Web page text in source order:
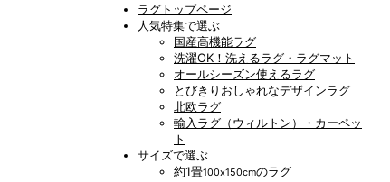
ラグトップページ
人気特集で選ぶ
国産高機能ラグ
洗濯OK！洗えるラグ・ラグマット
オールシーズン使えるラグ
とびきりおしゃれなデザインラグ
北欧ラグ
輸入ラグ（ウィルトン）・カーペッ
ト
サイズで選ぶ
約1畳100x150cmのラグ